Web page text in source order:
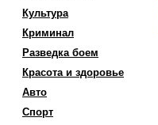
Культура
Криминал
Разведка боем
Красота и здоровье
Авто
Спорт